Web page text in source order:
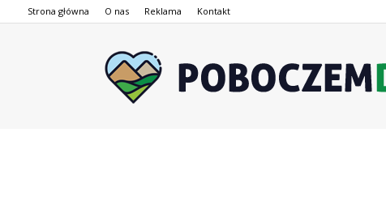
Strona główna O nas Reklama Kontakt